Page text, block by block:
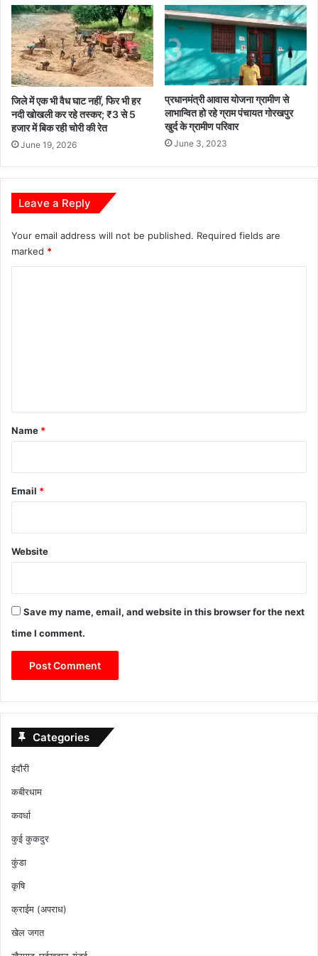
जिले में एक भी वैध घाट नहीं, फिर भी हर
नदी खोखली कर रहे तस्कर; ₹3 से 5
हजार में बिक रही चोरी की रेत
June 19, 2026
प्रधानमंत्री आवास योजना ग्रामीण से
लाभान्वित हो रहे ग्राम पंचायत गोरखपुर
खुर्द के ग्रामीण परिवार
June 3, 2023
Leave a Reply
Your email address will not be published. Required fields are
marked *
*
Name *
Email *
Website
Save my name, email, and website in this browser for the next
time I comment.
Categories
इंदौरी
कबीरधाम
कवर्धा
कुई कुकदुर
कुंडा
कृषि
क्राईम (अपराध)
खेल जगत